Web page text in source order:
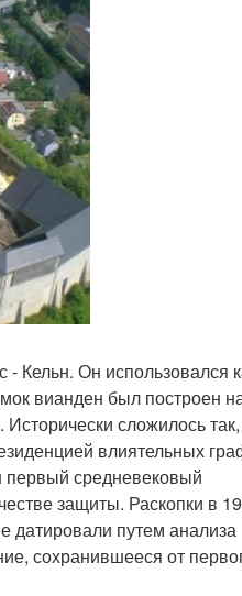
Кельн. Он использовался
вианден был построен
сложилось так,
влиятельных
первый средневековый
защиты. Раскопки в
датировали путем анализа
сохранившееся от